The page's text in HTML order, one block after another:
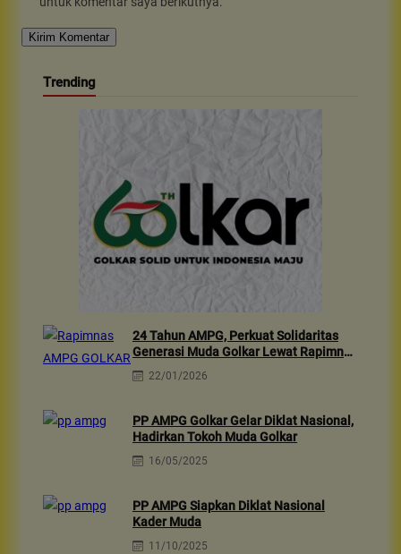
Trending
24 Tahun AMPG, Perkuat Solidaritas
Generasi Muda Golkar Lewat Rapimnas
2026 & Aksi Sosial 10rb Dhuafa
22/01/2026
PP AMPG Golkar Gelar Diklat Nasional,
Hadirkan Tokoh Muda Golkar
16/05/2025
PP AMPG Siapkan Diklat Nasional
Kader Muda
11/10/2025